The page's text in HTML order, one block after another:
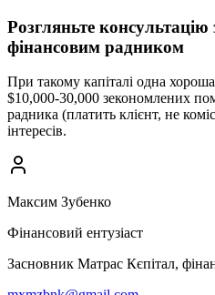
Розгляньте
фінансовим радником
При такому капіталі одна
$10,000-30,000 зекономлених
радника (платить клієнт, не
інтересів.
Максим Зубенко
Фінансовий ентузіаст
Засновник Матрас Кєпітал,